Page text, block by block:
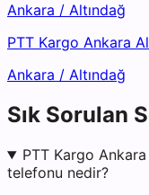
Ankara / Altındağ
PTT Kargo Ankara
Ankara / Altındağ
Sık Sorulan
PTT Kargo
telefonu nedir?